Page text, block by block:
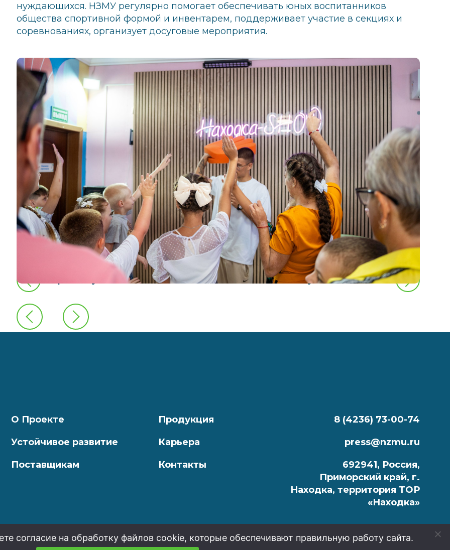
нуждающихся. НЗМУ регулярно помогает обеспечивать юных воспитанников
общества спортивной формой и инвентарем, поддерживает участие в секциях и
соревнованиях, организует досуговые мероприятия.
предыдущая новость следующая новость
О Проекте Продукция
Устойчивое развитие Карьера
Поставщикам Контакты
8 (4236) 73-00-74
press@nzmu.ru
692941, Россия,
Приморский край, г.
Находка, территория ТОР
«Находка»
согласие на обработку файлов cookie, которые обеспечивают правильную работу сайта.